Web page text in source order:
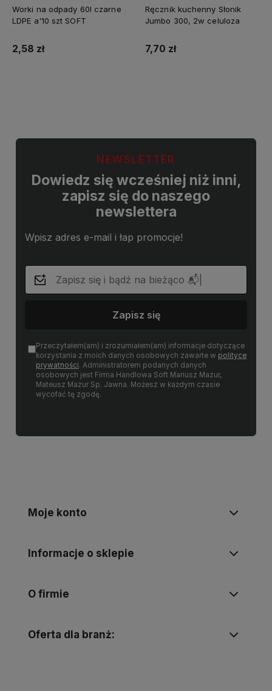
Worki na odpady 60l czarne
LDPE a'10 szt SOFT
2,58 zł
💎 WYBÓR KLIENTÓW
Ręcznik kuchenny Słonik
Jumbo 300, 2w celuloza
7,70 zł
NEWSLETTER
Dowiedz się wcześniej niż inni,
zapisz się do naszego
newslettera
Wpisz adres e-mail i łap promocje!
Zapisz się
Przeczytałem(am) i zrozumiałem(am) informacje dotyczące
korzystania z moich danych osobowych zawarte w polityce
prywatności. Administratorem podanych danych
osobowych jest Firma Handlowa Soft Mariusz Mazur,
Mateusz Mazur Sp. Jawna. Możesz w każdym czasie
wycofać tę zgodę.
Moje konto
Informacje o sklepie
O firmie
Oferta dla branż: